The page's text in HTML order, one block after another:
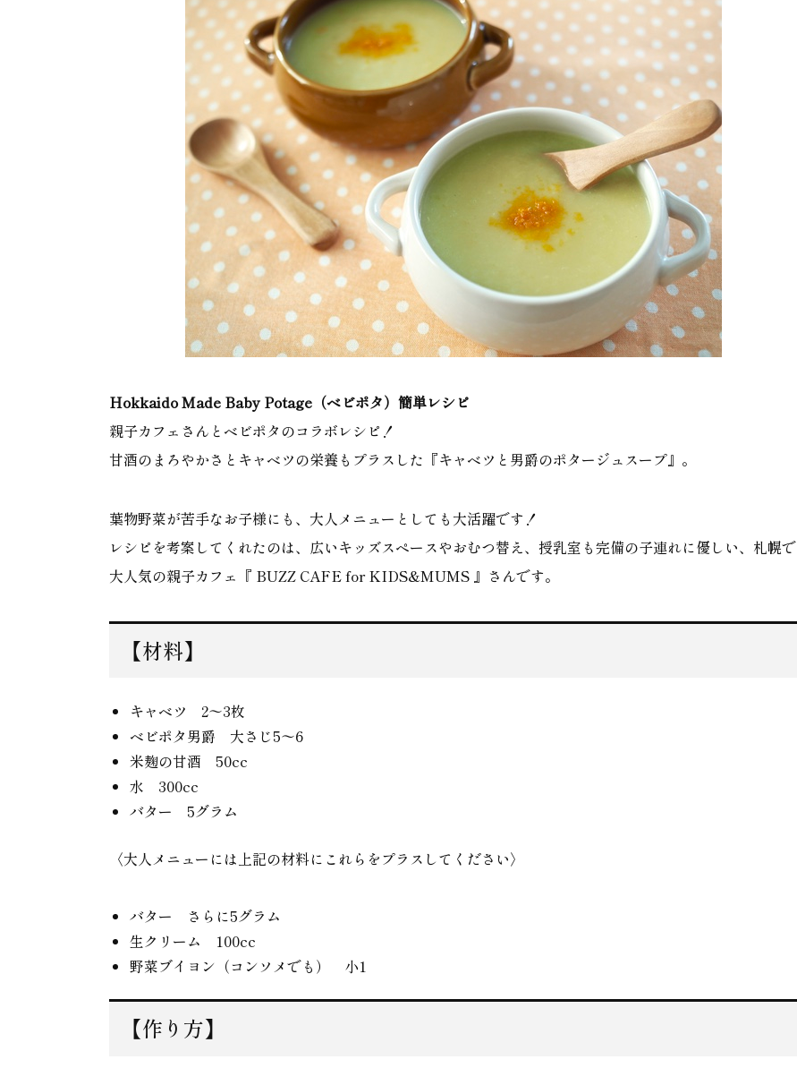
Hokkaido Made Baby Potage（ベビポタ）簡単レシピ
親子カフェさんとベビポタのコラボレシピ！
甘酒のまろやかさとキャベツの栄養もプラスした『キャベツと男爵のポタージュスープ』。
葉物野菜が苦手なお子様にも、大人メニューとしても大活躍です！
レシピを考案してくれたのは、広いキッズスペースやおむつ替え、授乳室も完備の子連れに優しい、札幌で
大人気の親子カフェ『 BUZZ CAFE for KIDS&MUMS 』さんです。
【材料】
キャベツ 2〜3枚
ベビポタ男爵 大さじ5〜6
米麹の甘酒 50cc
水 300cc
バター 5グラム
〈大人メニューには上記の材料にこれらをプラスしてください〉
バター さらに5グラム
生クリーム 100cc
野菜ブイヨン（コンソメでも） 小1
【作り方】